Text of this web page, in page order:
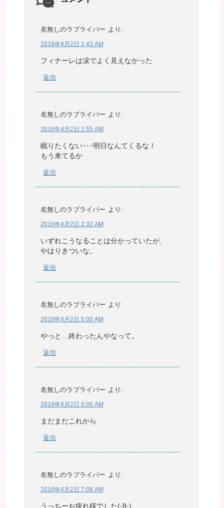
名無しのラブライバー より:
2016年4月2日 1:43 AM
フィナーレは涙でよく見えなかった
返信
名無しのラブライバー より:
2016年4月2日 1:55 AM
眠りたくない･･･明日なんてくるな！
もう来てるか
返信
名無しのラブライバー より:
2016年4月2日 2:32 AM
いずれこうなることは分かっていたが、
やはりきついな。
返信
名無しのラブライバー より:
2016年4月2日 5:00 AM
やっと…終わったんやなって。
返信
名無しのラブライバー より:
2016年4月2日 5:06 AM
まだまだこれから
返信
名無しのラブライバー より:
2016年4月2日 7:08 AM
うっちーお疲れ様でした(·8·)